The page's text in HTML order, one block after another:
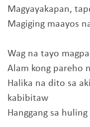
Magyayakapan,
Magiging maayos
Wag na tayo
Alam kong pareho
Halika na dito sa
kabibitaw
Hanggang sa